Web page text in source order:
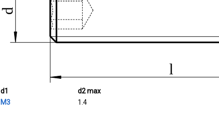
d1 d2 max
M3
1.4